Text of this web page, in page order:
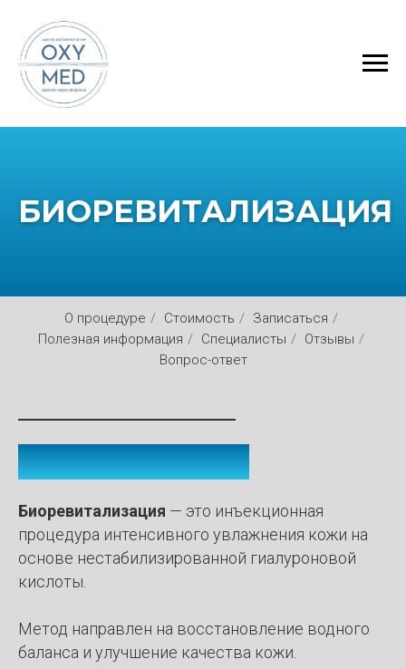
БИОРЕВИТАЛИЗАЦИЯ
О процедуре / Стоимость / Записаться /
Полезная информация / Специалисты / Отзывы /
Вопрос-ответ
О ПРОЦЕДУРЕ
Биоревитализация — это инъекционная
процедура интенсивного увлажнения кожи на
основе нестабилизированной гиалуроновой
кислоты.
Метод направлен на восстановление водного
баланса и улучшение качества кожи.